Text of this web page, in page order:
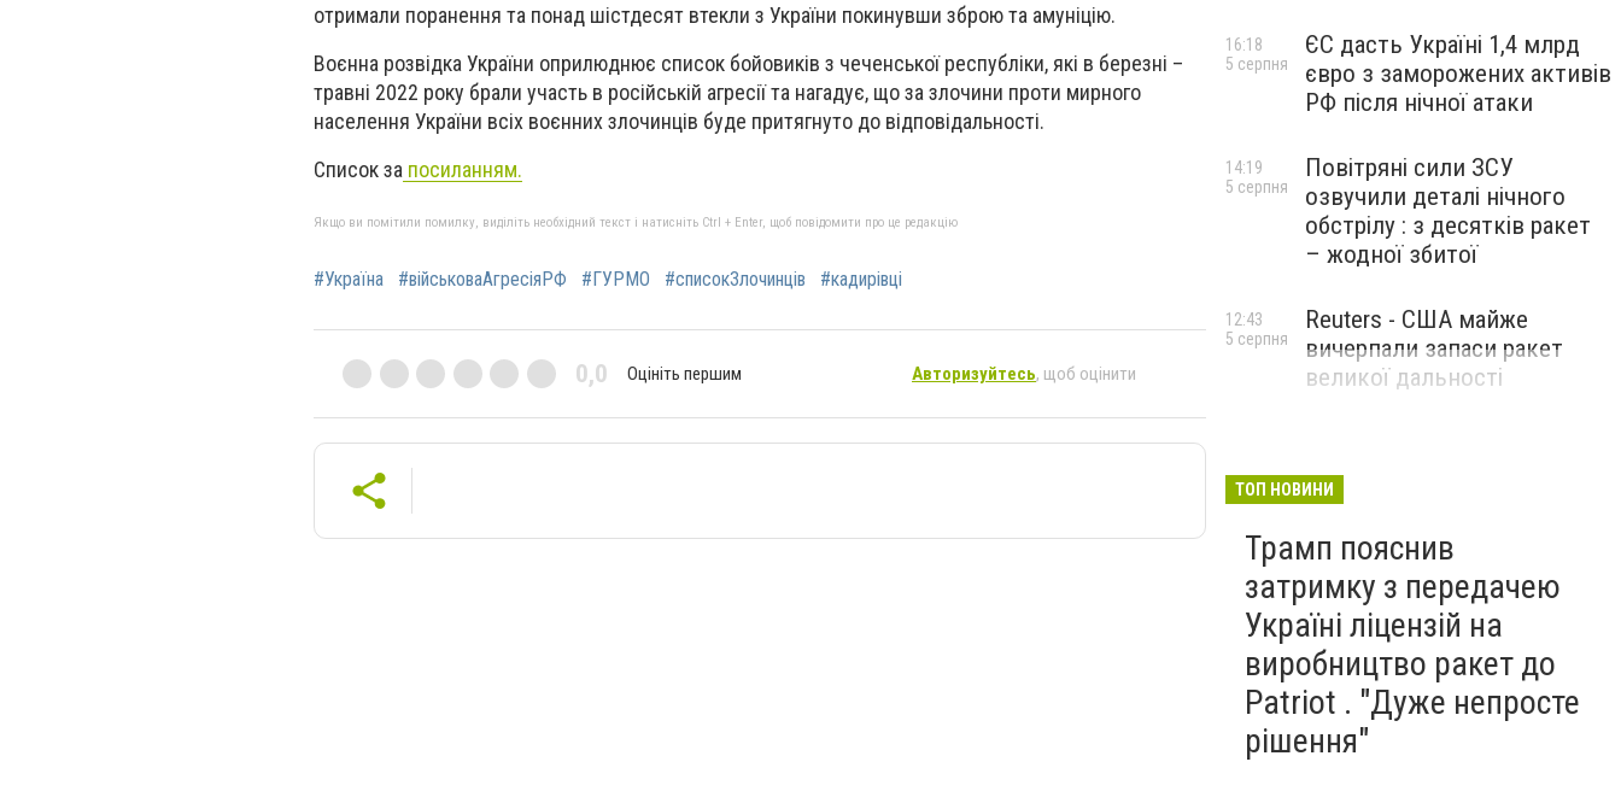
отримали поранення та понад шістдесят втекли з України покинувши зброю та амуніцію.
Воєнна розвідка України оприлюднює список бойовиків з чеченської республіки, які в березні –
травні 2022 року брали участь в російській агресії та нагадує, що за злочини проти мирного
населення України всіх воєнних злочинців буде притягнуто до відповідальності.
Список за посиланням.
Якщо ви помітили помилку, виділіть необхідний текст і натисніть Ctrl + Enter, щоб повідомити про це редакцію
#Україна #військоваАгресіяРФ #ГУРМО #списокЗлочинців #кадирівці
0,0 Оцініть першим Авторизуйтесь, щоб оцінити
ЄС дасть Україні 1,4 млрд
євро з заморожених активів
РФ після нічної атаки
16:18
5 серпня
Повітряні сили ЗСУ
озвучили деталі нічного
обстрілу : з десятків ракет
– жодної збитої
14:19
5 серпня
Reuters - США майже
вичерпали запаси ракет
великої дальності
12:43
5 серпня
ТОП НОВИНИ
Трамп пояснив
затримку з передачею
Україні ліцензій на
виробництво ракет до
Patriot . "Дуже непросте
рішення"